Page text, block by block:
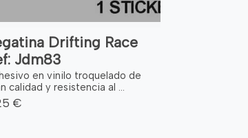
Drifting Race
Jdm83
en vinilo troquelado de
calidad y resistencia al ...
€